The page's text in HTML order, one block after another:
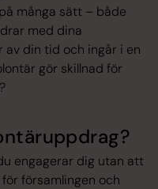
många sätt – både
med dina
av din tid och ingår i en
gör skillnad för
engagerar dig utan att
församlingen och